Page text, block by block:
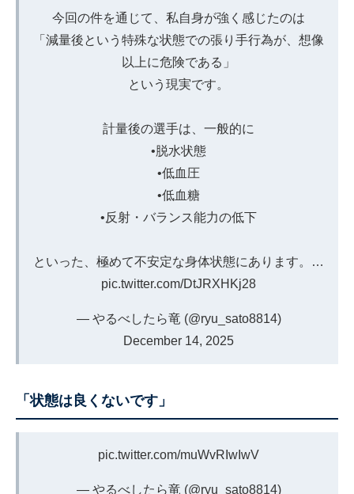
今回の件を通じて、私自身が強く感じたのは
「減量後という特殊な状態での張り手行為が、想像
以上に危険である」
という現実です。
計量後の選手は、一般的に
•脱水状態
•低血圧
•低血糖
•反射・バランス能力の低下
といった、極めて不安定な身体状態にあります。…
pic.twitter.com/DtJRXHKj28
— やるべしたら竜 (@ryu_sato8814)
December 14, 2025
「状態は良くないです」
pic.twitter.com/muWvRIwIwV
— やるべしたら竜 (@ryu_sato8814)